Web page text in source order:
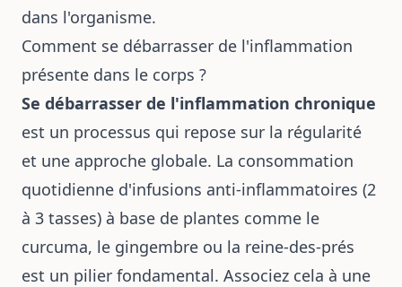
dans l'organisme.
Comment se débarrasser de l'inflammation
présente dans le corps ?
Se débarrasser de l'inflammation chronique
est un processus qui repose sur la régularité
et une approche globale. La consommation
quotidienne d'infusions anti-inflammatoires (2
à 3 tasses) à base de plantes comme le
curcuma, le gingembre ou la reine-des-prés
est un pilier fondamental. Associez cela à une